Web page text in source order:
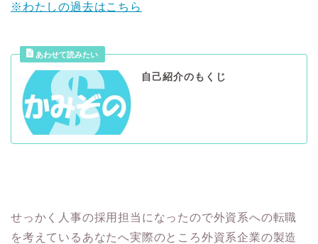
※わたしの過去はこちら
自己紹介のもくじ
せっかく人事の採用担当になったので外資系への転職
を考えているあなたへ実際のところ外資系企業の製造